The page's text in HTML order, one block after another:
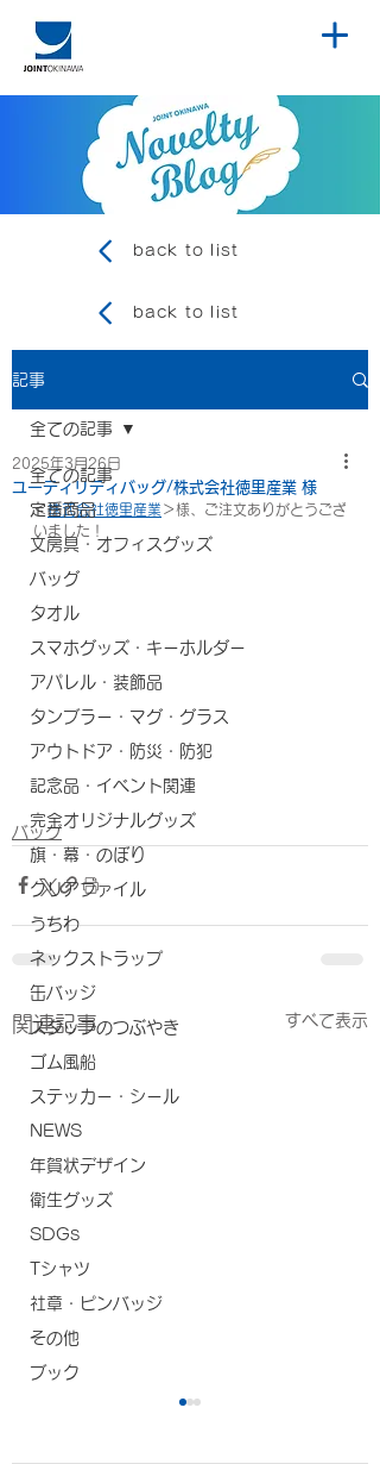
back to list
back to list
記事
全ての記事
定番商品
文房具・オフィスグッズ
バッグ
タオル
スマホグッズ・キーホルダー
アパレル・装飾品
タンブラー・マグ・グラス
アウトドア・防災・防犯
記念品・イベント関連
完全オリジナルグッズ
旗・幕・のぼり
クリアファイル
うちわ
ネックストラップ
缶バッジ
スタッフのつぶやき
ゴム風船
ステッカー・シール
NEWS
年賀状デザイン
衛生グッズ
SDGs
Tシャツ
社章・ピンバッジ
その他
ブック
全ての記事
ユーティリティバッグ/株式会社徳里産業 様
2025年3月26日
＜株式会社徳里産業 ＞様、ご注文ありがとうござ
いました！
バッグ
関連記事 すべて表示